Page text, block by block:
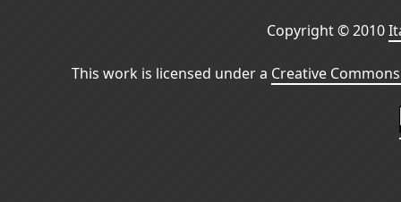
Copyright © 2010
This work is licensed under a Creative